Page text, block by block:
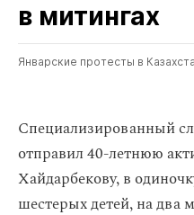
в митингах
Январские протесты в
Специализированный
отправил 40-летнюю
Хайдарбекову, в
шестерых детей, на два